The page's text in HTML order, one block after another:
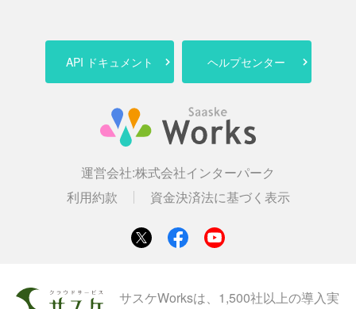
API ドキュメント ヘルプセンター
運営会社:株式会社インターパーク
利用約款
資金決済法に基づく表示
サスケWorksは、1,500社以上の導入実